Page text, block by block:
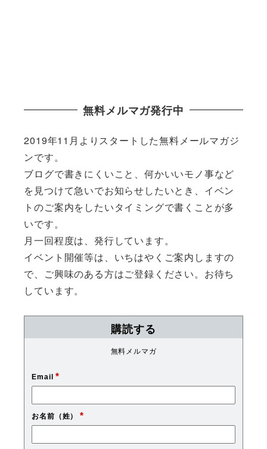
無料メルマガ発行中
2019年11月よりスタートした無料メールマガジ
ンです。
ブログで書きにくいこと、何かいいモノ事など
を見つけて急いでお知らせしたいとき、イベン
トのご案内をしたいタイミングで書くことが多
いです。
月一回程度は、発行しています。
イベント開催等は、いちはやくご案内しますの
で、ご興味のある方はご登録ください。お待ち
しています。
購読する
無料メルマガ
Email*
お名前（姓） *